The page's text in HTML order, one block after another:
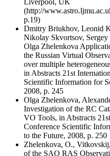
(http://
p.19)
Dmitry Briukhov, Leonid
Nikolay Skvortsov,
Olga Zhelenkova
the Russian Virtual
over multiple
in Abstracts 21st
Scientific Information for
2008, p. 245
Olga Zhelenkova,
Investigation of the RC
VO Tools, in Abstracts
Conference Scientific
to the Future, 2008, p. 250
Zhelenkova, O.,
of the SAO RAS